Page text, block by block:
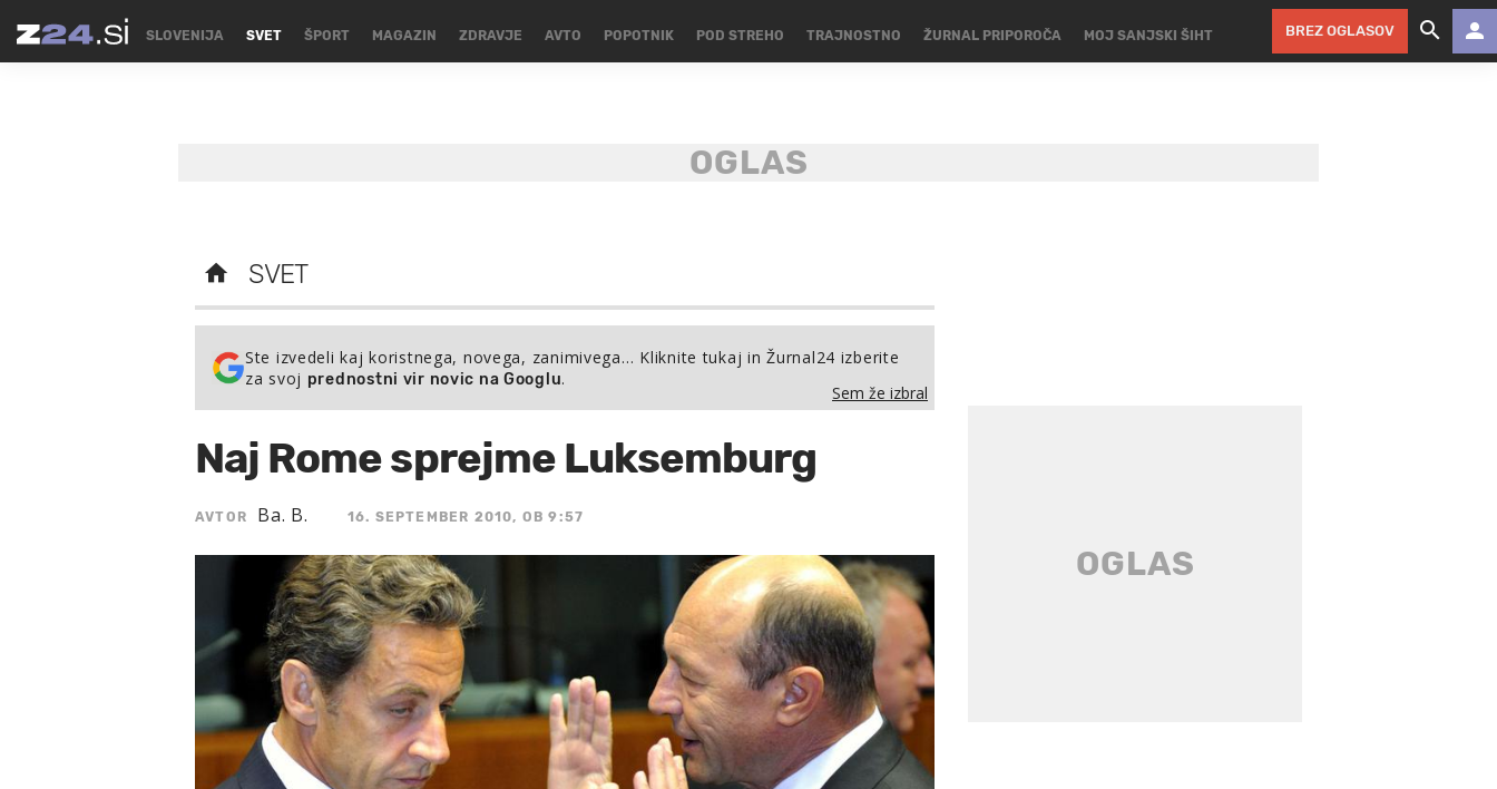
SLOVENIJA SVET ŠPORT MAGAZIN ZDRAVJE AVTO POPOTNIK POD STREHO TRAJNOSTNO ŽURNAL PRIPOROČA MOJ SANJSKI ŠIHT BREZ OGLASOV
SVET
Ste izvedeli kaj koristnega, novega, zanimivega… Kliknite tukaj in Žurnal24 izberite
za svoj prednostni vir novic na Googlu.
Sem že izbral
Naj Rome sprejme Luksemburg
AVTOR Ba. B. 16. SEPTEMBER 2010, OB 9:57